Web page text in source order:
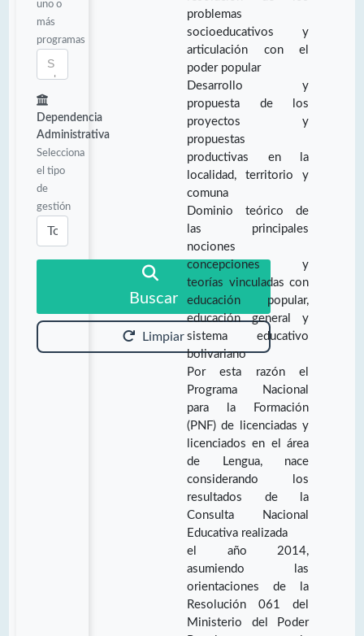
uno o
más
programas
Dependencia
Administrativa
Selecciona
el tipo
de
gestión
Buscar
Limpiar
problemas
socioeducativos y
articulación con el
poder popular
Desarrollo y
propuesta de los
proyectos y
propuestas
productivas en la
localidad, territorio y
comuna
Dominio teórico de
las principales
nociones
concepciones y
teorías vinculadas con
educación popular,
educación general y
sistema educativo
bolivariano
Por esta razón el
Programa Nacional
para la Formación
(PNF) de licenciadas y
licenciados en el área
de Lengua, nace
considerando los
resultados de la
Consulta Nacional
Educativa realizada
el año 2014,
asumiendo las
orientaciones de la
Resolución 061 del
Ministerio del Poder